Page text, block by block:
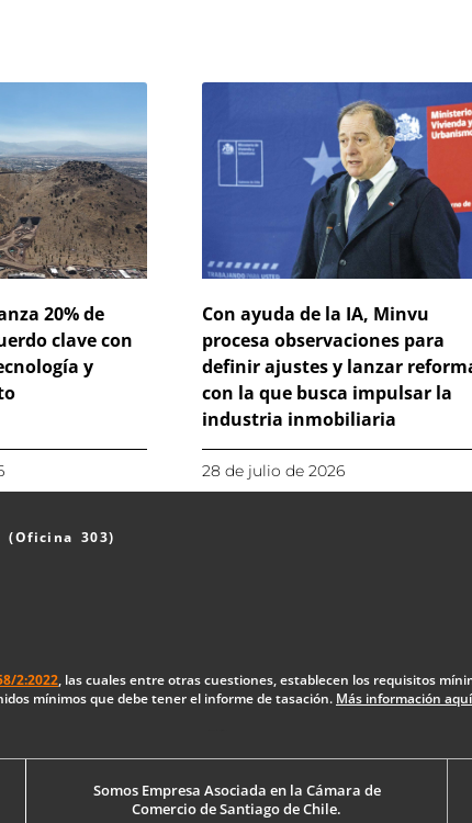
20% de
clave con
y
Con ayuda de la IA, Minvu
procesa observaciones para
definir ajustes y lanzar
con la que busca impulsar la
industria inmobiliaria
28 de julio de 2026
(Oficina 303)
2:2022, las cuales entre otras cuestiones, establecen los requisitos
mínimos que debe tener el informe de tasación. Más información
Somos Empresa Asociada en la Cámara de
Comercio de Santiago de Chile.